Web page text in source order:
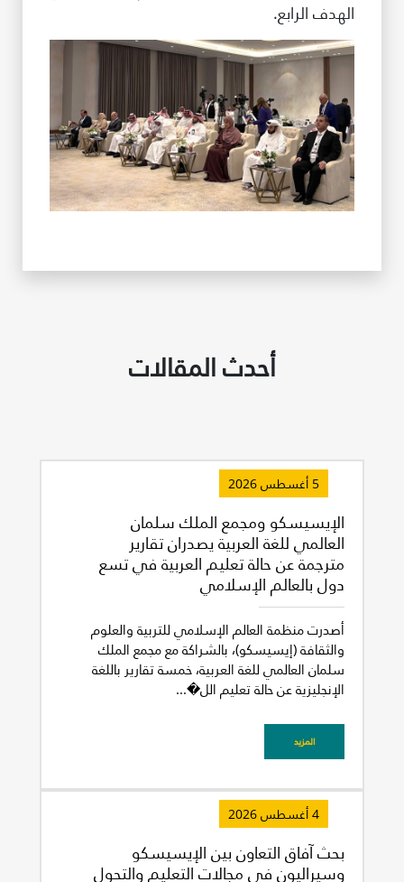
الهدف الرابع.
أحدث المقالات
5 أغسطس 2026
الإيسيسكو ومجمع الملك سلمان
العالمي للغة العربية يصدران تقارير
مترجمة عن حالة تعليم العربية في تسع
دول بالعالم الإسلامي
أصدرت منظمة العالم الإسلامي للتربية والعلوم
والثقافة (إيسيسكو)، بالشراكة مع مجمع الملك
سلمان العالمي للغة العربية، خمسة تقارير باللغة
الإنجليزية عن حالة تعليم الل�...
المزيد
4 أغسطس 2026
بحث آفاق التعاون بين الإيسيسكو
وسيراليون في مجالات التعليم والتحول